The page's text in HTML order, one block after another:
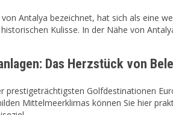
Antalya bezeichnet, hat sich als eine
Kulisse. In der Nähe von
Das Herzstück von
prestigeträchtigsten Golfdestinationen
Mittelmeerklimas können Sie hier